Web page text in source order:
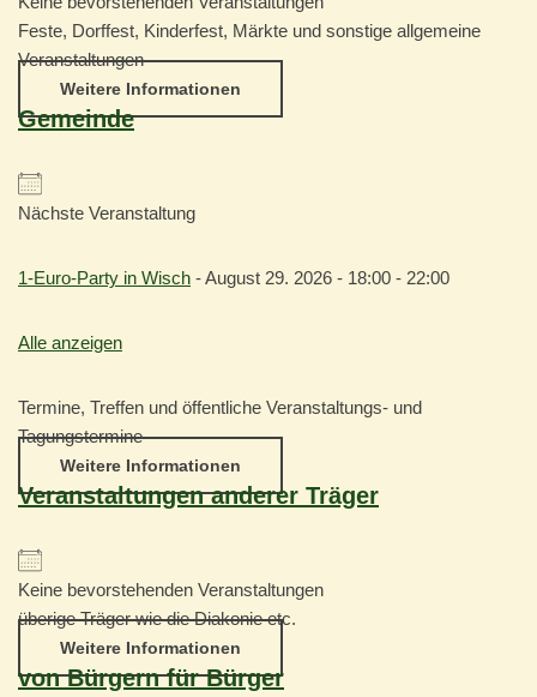
Feste, Dorffest, Kinderfest, Märkte und sonstige allgemeine
Veranstaltungen
Weitere Informationen
Gemeinde
Nächste Veranstaltung
1-Euro-Party in Wisch - August 29. 2026 - 18:00 - 22:00
Alle anzeigen
Termine, Treffen und öffentliche Veranstaltungs- und
Tagungstermine
Weitere Informationen
Veranstaltungen anderer Träger
Keine bevorstehenden Veranstaltungen
überige Träger wie die Diakonie etc.
Weitere Informationen
von Bürgern für Bürger